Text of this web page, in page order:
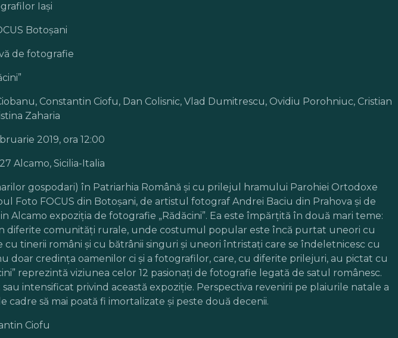
Iaşi
Botoşani
de fotografie
Constantin Ciofu, Dan Colisnic, Vlad Dumitrescu, Ovidiu Porohniuc, Cristian
Zaharia
2019, ora 12:00
Alcamo, Sicilia-Italia
gospodari) în Patriarhia Română şi cu prilejul hramului Parohiei Ortodoxe
Foto FOCUS din Botoşani, de artistul fotograf Andrei Baciu din Prahova şi de
expoziţia de fotografie „Rădăcini”. Ea este împărţită în două mari teme:
diferite comunităţi rurale, unde costumul popular este încă purtat uneori cu
tinerii români şi cu bătrânii singuri şi uneori întristaţi care se îndeletnicesc cu
credinţa oamenilor ci şi a fotografilor, care, cu diferite prilejuri, au pictat cu
reprezintă viziunea celor 12 pasionaţi de fotografie legată de satul românesc.
intensificat privind această expoziţie. Perspectiva revenirii pe plaiurile natale a
să mai poată fi imortalizate şi peste două decenii.
Ciofu